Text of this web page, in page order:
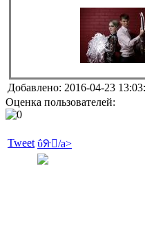
Добавлено: 2016-04-23
Оценка пользователей:
Tweet ΰᣨ򱿼/a>